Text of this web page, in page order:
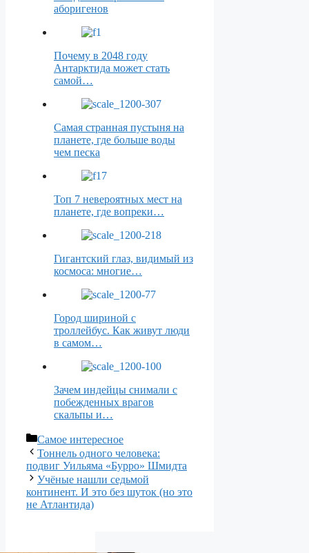
аборигенов
Почему в 2048 году
Антарктида может стать
самой…
Самая странная пустыня на
планете, где больше воды
чем песка
Топ 7 невероятных мест на
планете, где вопреки…
Гигантский глаз, видимый из
космоса: многие…
Город шириной с
троллейбус. Как живут люди
в самом…
Зачем индейцы снимали с
побежденных врагов
скальпы и…
Рубрики
Самое интересное
Тоннель одного человека:
подвиг Уильяма «Бурро» Шмидта
Учёные нашли седьмой
континент. И это без шуток (но это
не Атлантида)